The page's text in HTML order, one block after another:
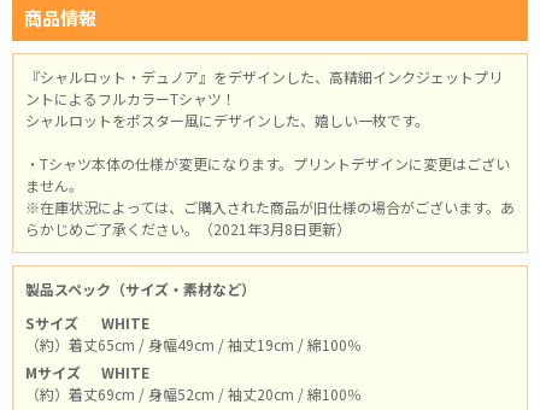
商品情報
『シャルロット・デュノア』をデザインした、高精細インクジェットプリ
ントによるフルカラーTシャツ！
シャルロットをポスター風にデザインした、嬉しい一枚です。
・Tシャツ本体の仕様が変更になります。プリントデザインに変更はござい
ません。
※在庫状況によっては、ご購入された商品が旧仕様の場合がございます。あ
らかじめご了承ください。（2021年3月8日更新）
製品スペック（サイズ・素材など）
Sサイズ
WHITE
（約）着丈65cm / 身幅49cm / 袖丈19cm / 綿100％
Mサイズ
WHITE
（約）着丈69cm / 身幅52cm / 袖丈20cm / 綿100％